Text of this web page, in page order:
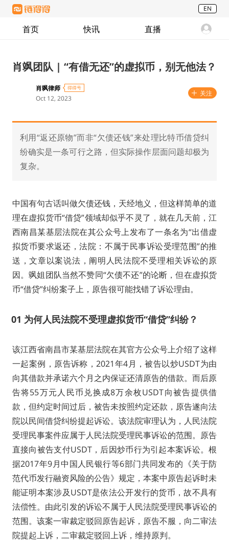
EN
首页 快讯 直播
肖飒团队 | “有借无还”的虚拟币，别无他法？
肖飒律师 得得号
Oct 12, 2023
关注
利用“返还原物”而非“欠债还钱”来处理比特币借贷纠
纷确实是一条可行之路，但实际操作层面问题却极为
复杂。
中国有句古话叫做欠债还钱，天经地义，但这样简单的道
理在虚拟货币“借贷”领域却似乎不灵了，就在几天前，江
西南昌某基层法院在其公众号上发布了一条名为“出借虚
拟货币要求返还，法院：不属于民事诉讼受理范围”的推
送，文章以案说法，阐明人民法院不受理相关诉讼的原
因。飒姐团队当然不赞同“欠债不还”的论断，但在虚拟货
币“借贷”纠纷案子上，原告很可能找错了诉讼理由。
01 为何人民法院不受理虚拟货币“借贷”纠纷？
该江西省南昌市某基层法院在其官方公众号上介绍了这样
一起案例，原告诉称，2021年4月，被告以炒USDT为由
向其借款并承诺六个月之内保证还清原告的借款。而后原
告将55万元人民币兑换成8万余枚USDT向被告提供借
款，但约定时间过后，被告未按照约定还款，原告遂向法
院以民间借贷纠纷提起诉讼。该法院审理认为，人民法院
受理民事案件应属于人民法院受理民事诉讼的范围。原告
直接向被告支付USDT，后因炒币行为引起本案诉讼。根
据2017年9月中国人民银行等6部门共同发布的《关于防
范代币发行融资风险的公告》规定，本案中原告起诉时未
能证明本案涉及USDT是依法公开发行的货币，故不具有
法偿性。由此引发的诉讼不属于人民法院受理民事诉讼的
范围。该案一审裁定驳回原告起诉，原告不服，向二审法
院提起上诉，二审裁定驳回上诉，维持原判。